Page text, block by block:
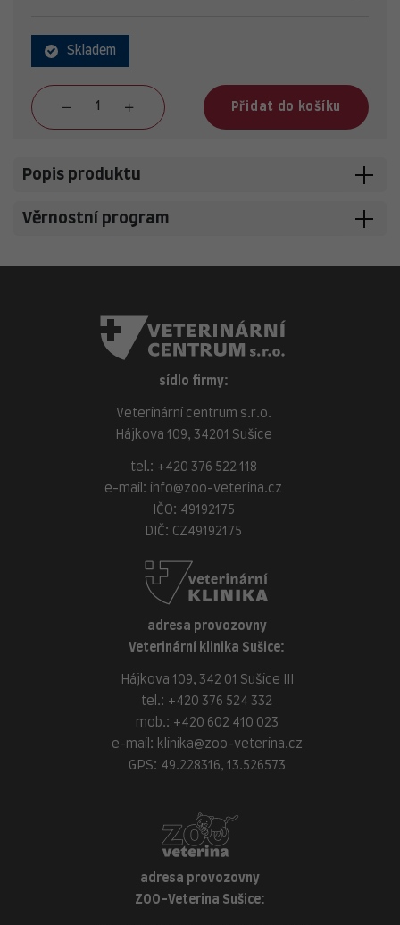
Skladem
Přidat do košíku
Popis produktu
Věrnostní program
sídlo firmy:
Veterinární centrum s.r.o.
Hájkova 109, 34201 Sušice
tel.: +420 376 522 118
e-mail:
info@zoo-veterina.cz
IČO: 49192175
DIČ: CZ49192175
adresa provozovny
Veterinární klinika Sušice:
Hájkova 109, 342 01 Sušice III
tel.: +420 376 524 332
mob.: +420 602 410 023
e-mail: klinika@zoo-veterina.cz
GPS: 49.228316, 13.526573
adresa provozovny
ZOO-Veterina Sušice: